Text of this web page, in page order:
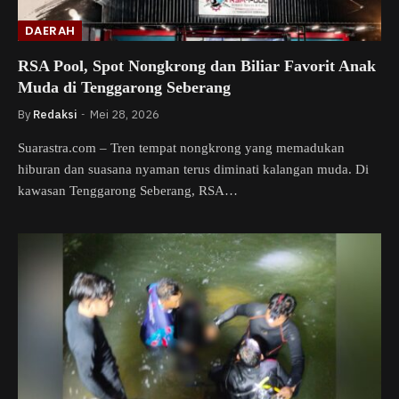
DAERAH
RSA Pool, Spot Nongkrong dan Biliar Favorit Anak
Muda di Tenggarong Seberang
By Redaksi Mei 28, 2026
Suarastra.com – Tren tempat nongkrong yang memadukan
hiburan dan suasana nyaman terus diminati kalangan muda. Di
kawasan Tenggarong Seberang, RSA…